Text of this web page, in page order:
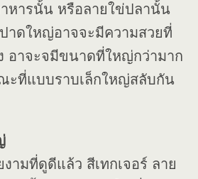
หารนั้น หรือลายใข่ปลานั้น
าดใหญ่อาจจะมีความสวยที่
อาจะจมีขนาดที่ใหญ่กว่ามาก
ะที่แบบราบเล็กใหญ่สลับกัน
ามที่ดูดีแล้ว สีเทกเจอร์ ลาย